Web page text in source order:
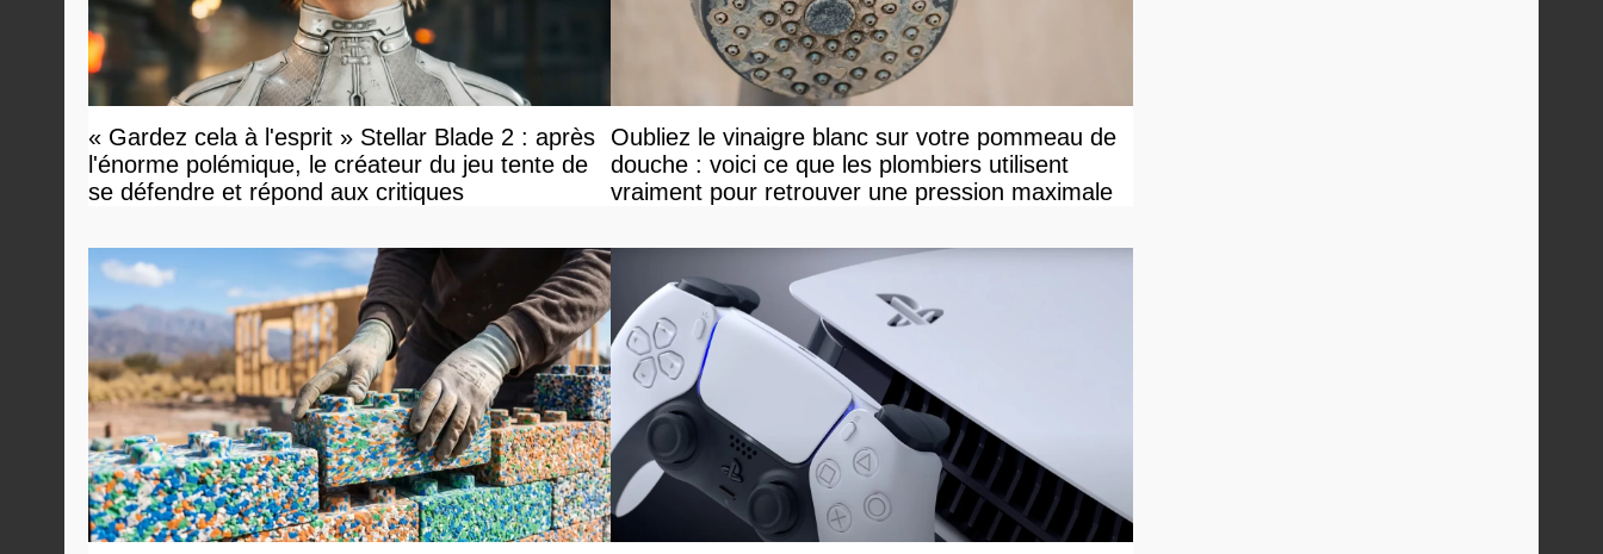
« Gardez cela à l'esprit » Stellar Blade 2 : après
l'énorme polémique, le créateur du jeu tente de
se défendre et répond aux critiques
Oubliez le vinaigre blanc sur votre pommeau de
douche : voici ce que les plombiers utilisent
vraiment pour retrouver une pression maximale